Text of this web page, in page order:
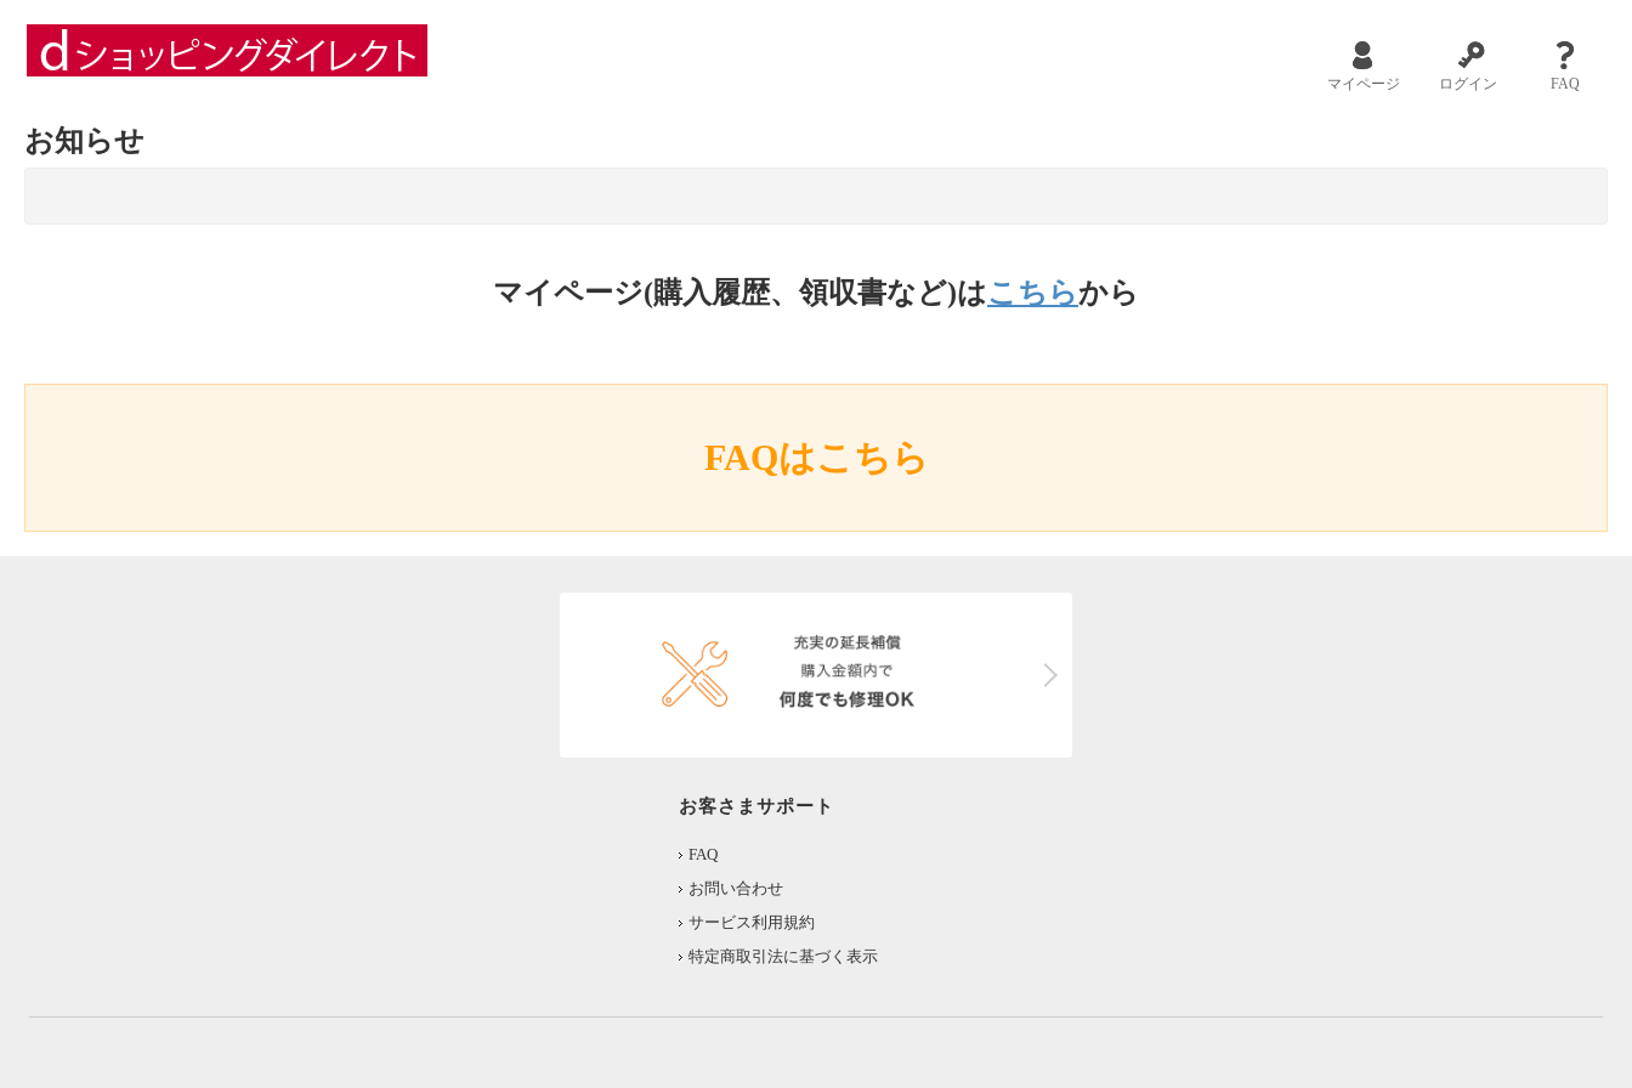
マイページ ログイン FAQ
お知らせ
マイページ(購入履歴、領収書など)はこちらから
FAQはこちら
お客さまサポート
FAQ
お問い合わせ
サービス利用規約
特定商取引法に基づく表示